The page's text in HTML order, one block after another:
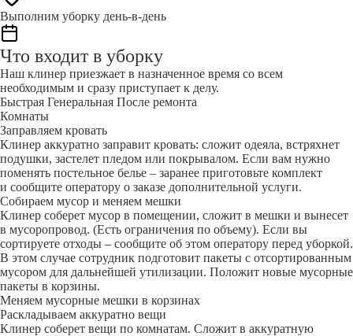
Выполним уборку день-в-день
Что входит в уборку
Наш клинер приезжает в назначенное время со всем
необходимым и сразу приступает к делу.
Быстрая Генеральная После ремонта
Комнаты
Заправляем кровать
Клинер аккуратно заправит кровать: сложит одеяла, встряхнет
подушки, застелет пледом или покрывалом. Если вам нужно
поменять постельное белье – заранее приготовьте комплект
и сообщите оператору о заказе дополнительной услуги.
Собираем мусор и меняем мешки
Клинер соберет мусор в помещении, сложит в мешки и вынесет
в мусоропровод. (Есть ограничения по объему). Если вы
сортируете отходы – сообщите об этом оператору перед уборкой.
В этом случае сотрудник подготовит пакеты с отсортированным
мусором для дальнейшей утилизации. Положит новые мусорные
пакеты в корзины.
Меняем мусорные мешки в корзинах
Раскладываем аккуратно вещи
Клинер соберет вещи по комнатам. Сложит в аккуратную